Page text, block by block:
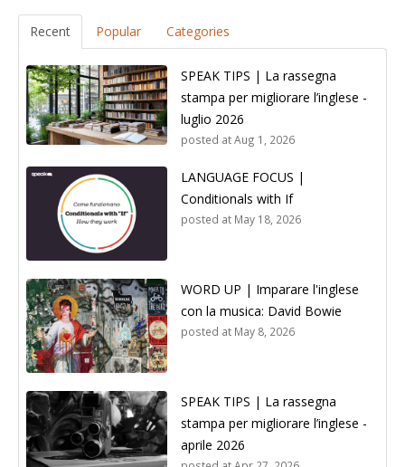
Recent Popular Categories
SPEAK TIPS | La rassegna
stampa per migliorare l’inglese -
luglio 2026
posted atAug 1, 2026
LANGUAGE FOCUS |
Conditionals with If
posted at May 18, 2026
WORD UP | Imparare l'inglese
con la musica: David Bowie
posted at May 8, 2026
SPEAK TIPS | La rassegna
stampa per migliorare l’inglese -
aprile 2026